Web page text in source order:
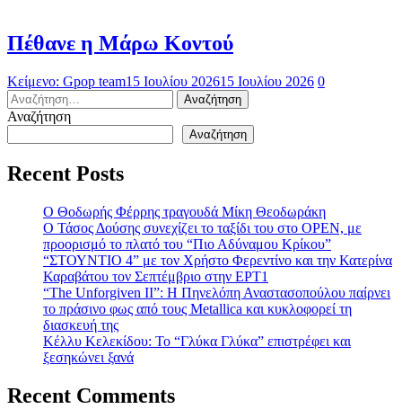
Πέθανε η Μάρω Κοντού
Κείμενο: Gpop team15 Ιουλίου 202615 Ιουλίου 2026 0
Αναζήτηση
για:
Αναζήτηση
Αναζήτηση
Recent Posts
Ο Θοδωρής Φέρρης τραγουδά Μίκη Θεοδωράκη
Ο Τάσος Δούσης συνεχίζει το ταξίδι του στο OPEN, με
προορισμό το πλατό του “Πιο Αδύναμου Κρίκου”
“ΣΤΟΥΝΤΙΟ 4” με τον Χρήστο Φερεντίνο και την Κατερίνα
Καραβάτου τον Σεπτέμβριο στην ΕΡΤ1
“The Unforgiven II”: Η Πηνελόπη Αναστασοπούλου παίρνει
το πράσινο φως από τους Metallica και κυκλοφορεί τη
διασκευή της
Κέλλυ Κελεκίδου: Το “Γλύκα Γλύκα” επιστρέφει και
ξεσηκώνει ξανά
Recent Comments